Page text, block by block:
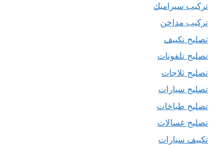
تركيب سيراميك
تركيب مداخن
تصليح تكييف
تصليح تلفونات
تصليح ثلاجات
تصليح سيارات
تصليح طباخات
تصليح غسالات
تكييف سيارات